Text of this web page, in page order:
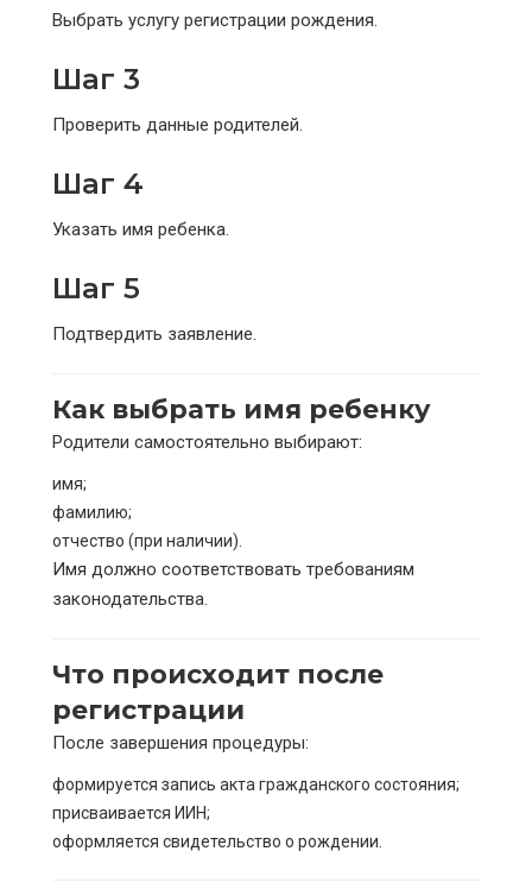
Выбрать услугу регистрации рождения.
Шаг 3
Проверить данные родителей.
Шаг 4
Указать имя ребенка.
Шаг 5
Подтвердить заявление.
Как выбрать имя ребенку
Родители самостоятельно выбирают:
имя;
фамилию;
отчество (при наличии).
Имя должно соответствовать требованиям
законодательства.
Что происходит после
регистрации
После завершения процедуры:
формируется запись акта гражданского состояния;
присваивается ИИН;
оформляется свидетельство о рождении.